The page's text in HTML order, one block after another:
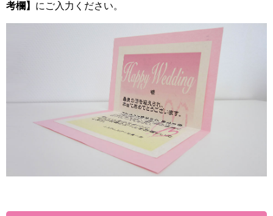
考欄】 にご入力ください。